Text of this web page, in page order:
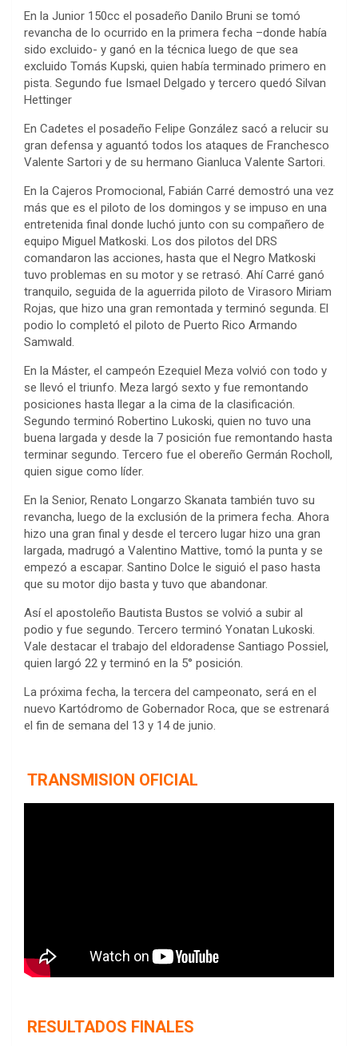
En la Junior 150cc el posadeño Danilo Bruni se tomó
revancha de lo ocurrido en la primera fecha –donde había
sido excluido- y ganó en la técnica luego de que sea
excluido Tomás Kupski, quien había terminado primero en
pista. Segundo fue Ismael Delgado y tercero quedó Silvan
Hettinger
En Cadetes el posadeño Felipe González sacó a relucir su
gran defensa y aguantó todos los ataques de Franchesco
Valente Sartori y de su hermano Gianluca Valente Sartori.
En la Cajeros Promocional, Fabián Carré demostró una vez
más que es el piloto de los domingos y se impuso en una
entretenida final donde luchó junto con su compañero de
equipo Miguel Matkoski. Los dos pilotos del DRS
comandaron las acciones, hasta que el Negro Matkoski
tuvo problemas en su motor y se retrasó. Ahí Carré ganó
tranquilo, seguida de la aguerrida piloto de Virasoro Miriam
Rojas, que hizo una gran remontada y terminó segunda. El
podio lo completó el piloto de Puerto Rico Armando
Samwald.
En la Máster, el campeón Ezequiel Meza volvió con todo y
se llevó el triunfo. Meza largó sexto y fue remontando
posiciones hasta llegar a la cima de la clasificación.
Segundo terminó Robertino Lukoski, quien no tuvo una
buena largada y desde la 7 posición fue remontando hasta
terminar segundo. Tercero fue el obereño Germán Rocholl,
quien sigue como líder.
En la Senior, Renato Longarzo Skanata también tuvo su
revancha, luego de la exclusión de la primera fecha. Ahora
hizo una gran final y desde el tercero lugar hizo una gran
largada, madrugó a Valentino Mattive, tomó la punta y se
empezó a escapar. Santino Dolce le siguió el paso hasta
que su motor dijo basta y tuvo que abandonar.
Así el apostoleño Bautista Bustos se volvió a subir al
podio y fue segundo. Tercero terminó Yonatan Lukoski.
Vale destacar el trabajo del eldoradense Santiago Possiel,
quien largó 22 y terminó en la 5° posición.
La próxima fecha, la tercera del campeonato, será en el
nuevo Kartódromo de Gobernador Roca, que se estrenará
el fin de semana del 13 y 14 de junio.
TRANSMISION OFICIAL
RESULTADOS FINALES